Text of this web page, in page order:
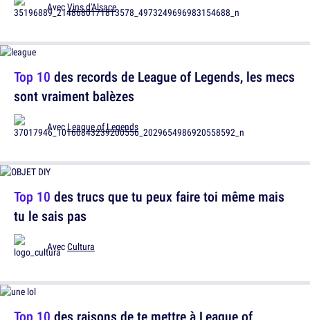
AvecVins d'Alsace
Top 10 des trucs que tu peux faire toi même mais
tu le sais pas
AvecCultura
Top 10 des records de League of Legends, les mecs
sont vraiment balèzes
AvecLeague of Legends
Top 10 des raisons de te mettre à League of